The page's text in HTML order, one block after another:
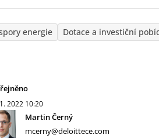
energie Dotace a investiční
2022 10:20
Martin Černý
mcerny@deloittece.com